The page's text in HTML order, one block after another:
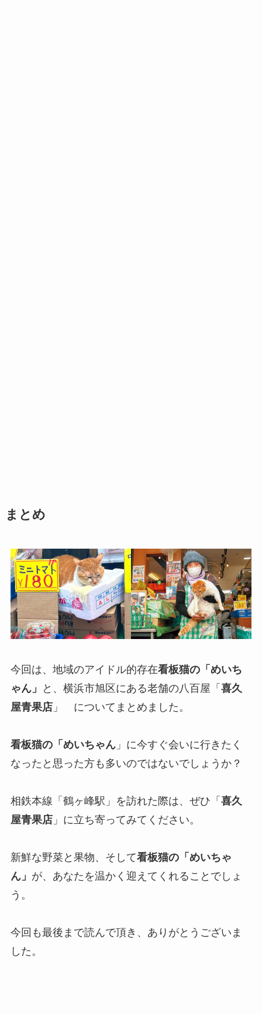
まとめ
今回は、地域のアイドル的存在看板猫の「めいち
ゃん」
と、横浜市旭区にある老舗の八百屋「 喜久
屋青果店」 についてまとめました。
看板猫の「めいちゃん」に今すぐ会いに行きたく
なったと思った方も多いのではないでしょうか？
相鉄本線「鶴ヶ峰駅」を訪れた際は、ぜひ「 喜久
屋青果店」に立ち寄ってみてください。
新鮮な野菜と果物、そして看板猫の「めいちゃ
ん」 が、あなたを温かく迎えてくれることでしょ
う。
今回も最後まで読んで頂き、ありがとうございま
した。